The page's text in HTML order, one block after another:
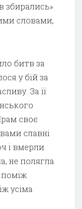
збирались»
словами,
битв за
у бій за
За її
своє
славні
і вмерли
не полягла
поміж
усіма